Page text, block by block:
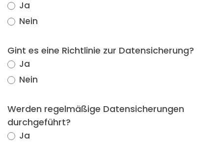
Ja
Nein
Gint es eine Richtlinie zur Datensicherung?
Ja
Nein
Werden regelmäßige Datensicherungen
durchgeführt?
Ja